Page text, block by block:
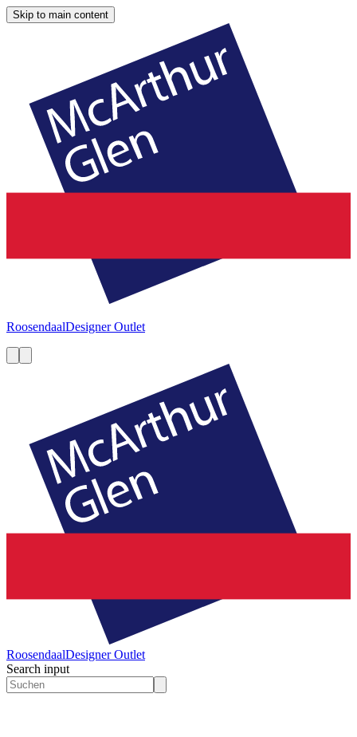
Skip to main content
RoosendaalDesigner Outlet
RoosendaalDesigner Outlet
Search input